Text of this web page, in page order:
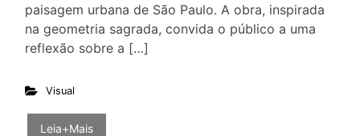
paisagem urbana de São Paulo. A obra, inspirada
na geometria sagrada, convida o público a uma
reflexão sobre a […]
Visual
Leia+Mais